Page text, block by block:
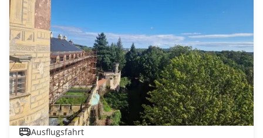
Ausflugsfahrt